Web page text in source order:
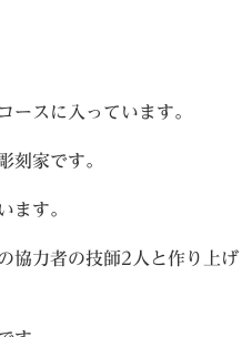
ースに入っています。
刻家です。
ます。
協力者の技師2人と作り上げ